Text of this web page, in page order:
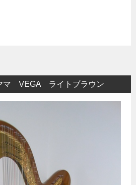
マ VEGA ライトブラウン